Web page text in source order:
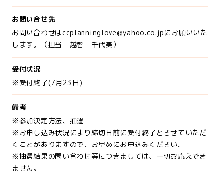
お問い合せ先
お問い合わせはccplanninglove@yahoo.co.jp にお願いいた
します。（担当 越智 千代美）
受付状況
※受付終了(7月23日)
備考
※参加決定方法、抽選
※お申し込み状況により締切日前に受付終了とさせていただ
くことがありますので、お早めにお申込みください。
※抽選結果の問い合わせ等につきましては、一切お応えでき
ません。